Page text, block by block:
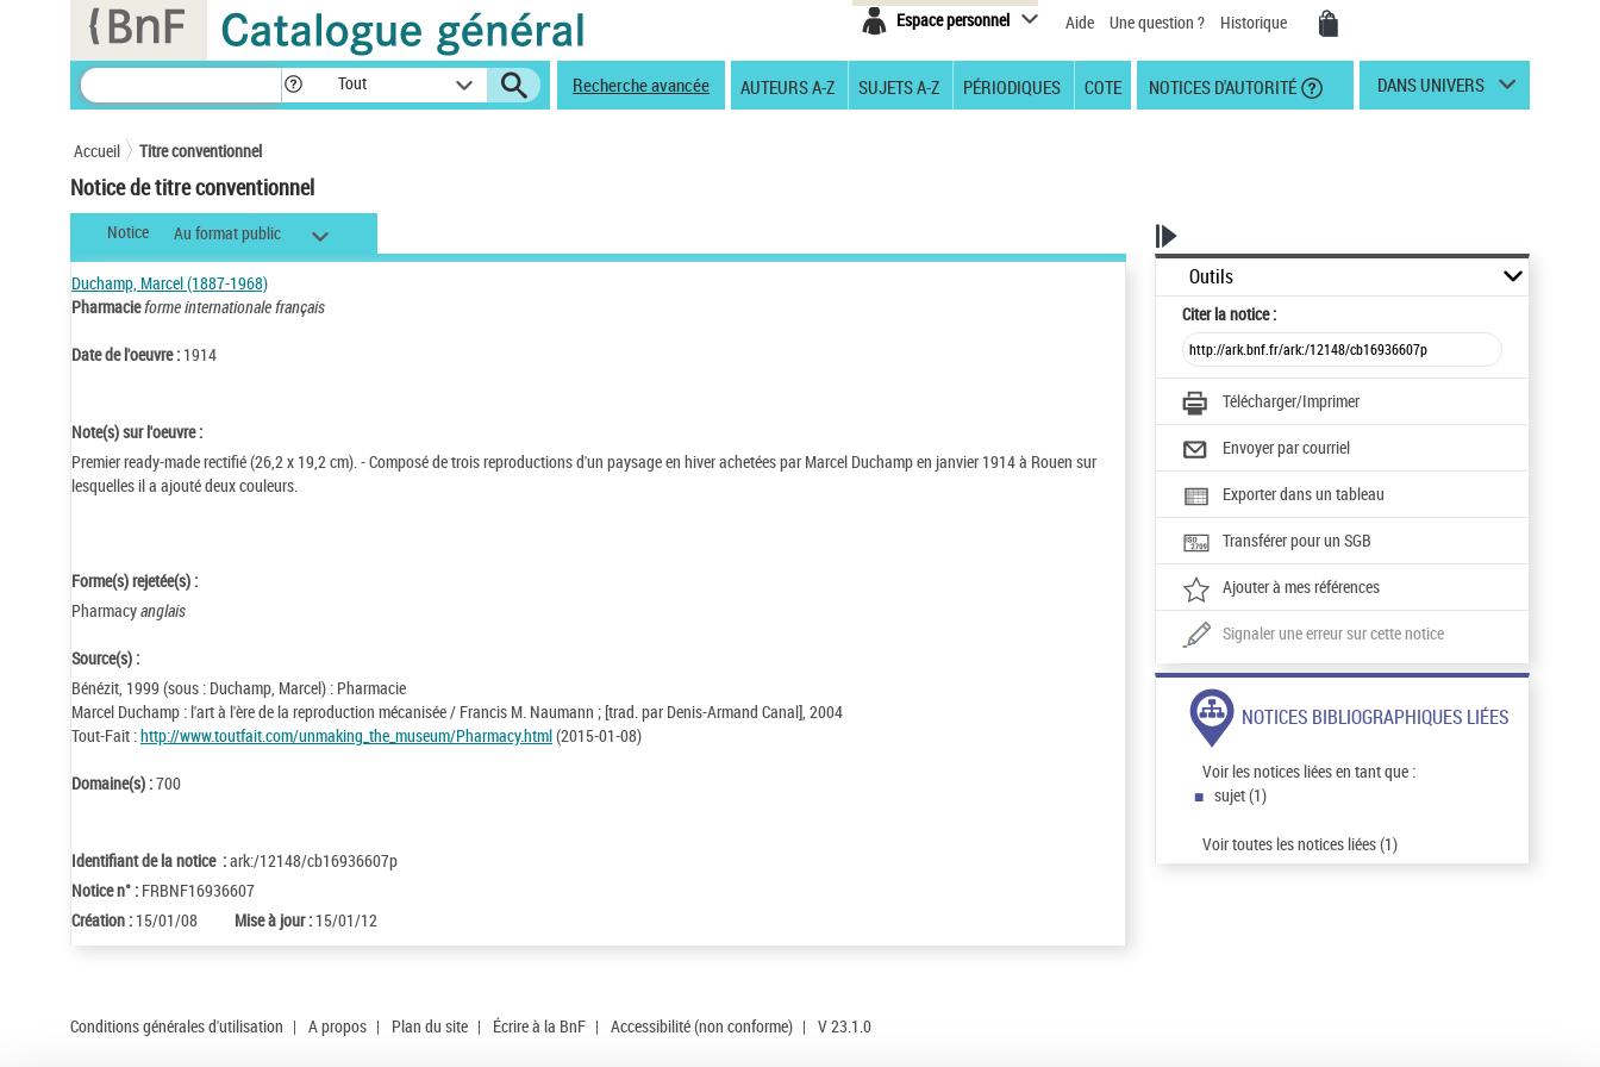
Espace personnel Aide Une question ? Historique
Tout Recherche avancée AUTEURS A-Z SUJETS A-Z PÉRIODIQUES COTE NOTICES D'AUTORITÉ DANS UNIVERS
Accueil Titre conventionnel
Notice de titre conventionnel
Notice Au format public
Duchamp, Marcel (1887-1968)
Pharmacieforme internationale français
Date de l'oeuvre : 1914
Note(s) sur l'oeuvre :
Premier ready-made rectifié (26,2 x 19,2 cm). - Composé de trois reproductions d'un paysage en hiver achetées par Marcel Duchamp en janvier 1914 à Rouen sur
lesquelles il a ajouté deux couleurs.
Forme(s) rejetée(s) :
Pharmacyanglais
Source(s) :
Bénézit, 1999 (sous : Duchamp, Marcel) : Pharmacie
Marcel Duchamp : l'art à l'ère de la reproduction mécanisée / Francis M. Naumann ; [trad. par Denis-Armand Canal], 2004
Tout-Fait :http://www.toutfait.com/unmaking_the_museum/Pharmacy.html(2015-01-08)
Domaine(s) :700
Identifiant de la notice :ark:/12148/cb16936607p
Notice n° : FRBNF16936607
Création : 15/01/08 Mise à jour : 15/01/12
Outils
Citerla notice :
Télécharger/Imprimer
Envoyer par courriel
Exporter dans un tableau
Transférer pour un SGB
Ajouter à mes références
Signaler une erreur sur cette notice
NOTICES BIBLIOGRAPHIQUES LIÉES
Voir les notices liées en tant que :
sujet (1)
Voir toutes les notices liées (1)
Conditions générales d'utilisation | A propos | Plan du site | Écrire à la BnF | Accessibilité (non conforme) | V 23.1.0
Panneau de gestion des cookies